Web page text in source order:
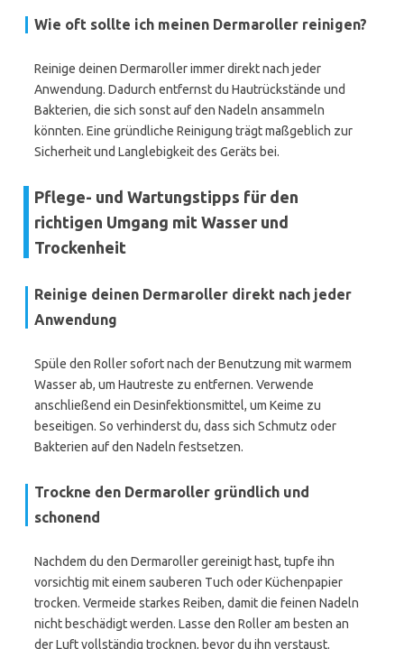
Wie oft sollte ich meinen Dermaroller reinigen?
Reinige deinen Dermaroller immer direkt nach jeder
Anwendung. Dadurch entfernst du Hautrückstände und
Bakterien, die sich sonst auf den Nadeln ansammeln
könnten. Eine gründliche Reinigung trägt maßgeblich zur
Sicherheit und Langlebigkeit des Geräts bei.
Pflege- und Wartungstipps für den
richtigen Umgang mit Wasser und
Trockenheit
Reinige deinen Dermaroller direkt nach jeder
Anwendung
Spüle den Roller sofort nach der Benutzung mit warmem
Wasser ab, um Hautreste zu entfernen. Verwende
anschließend ein Desinfektionsmittel, um Keime zu
beseitigen. So verhinderst du, dass sich Schmutz oder
Bakterien auf den Nadeln festsetzen.
Trockne den Dermaroller gründlich und
schonend
Nachdem du den Dermaroller gereinigt hast, tupfe ihn
vorsichtig mit einem sauberen Tuch oder Küchenpapier
trocken. Vermeide starkes Reiben, damit die feinen Nadeln
nicht beschädigt werden. Lasse den Roller am besten an
der Luft vollständig trocknen, bevor du ihn verstaust.